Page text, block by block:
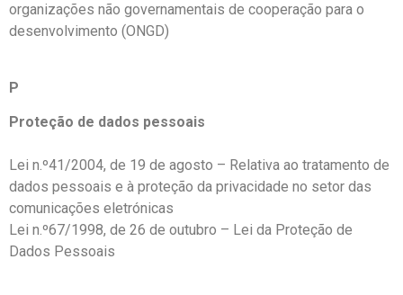
organizações não governamentais de cooperação para o
desenvolvimento (ONGD)
P
Proteção de dados pessoais
Lei n.º41/2004, de 19 de agosto – Relativa ao tratamento de
dados pessoais e à proteção da privacidade no setor das
comunicações eletrónicas
Lei n.º67/1998, de 26 de outubro – Lei da Proteção de
Dados Pessoais